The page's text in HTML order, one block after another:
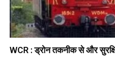
WCR : ड्रोन तकनीक से और